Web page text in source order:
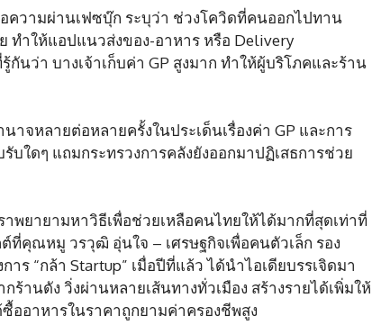
วามผ่านเฟซบุ๊ก ระบุว่า ช่วงโควิดที่คนออกไปทาน
ทำให้แอปแนวส่งของ-อาหาร หรือ Delivery
นว่า บางเจ้าเก็บค่า GP สูงมาก ทำให้ผู้บริโภคและร้าน
าจหลายต่อหลายครั้งในประเด็นเรื่องค่า GP และการ
บใดๆ แถมกระทรวงการคลังยังออกมาปฏิเสธการช่วย
าพยายามหาวิธีเพื่อช่วยเหลือคนไทยให้ได้มากที่สุดเท่าที่
ที่คุณหมู วรวุฒิ อุ่นใจ – เศรษฐกิจเพื่อคนตัวเล็ก รอง
“กล้า Startup” เมื่อปีที่แล้ว ได้นำไอเดียบรรเจิดมา
านดัง วิ่งผ่านหลายเส้นทางทั่วเมือง สร้างรายได้เพิ่มให้
ออาหารในราคาถูกยามค่าครองชีพสูง